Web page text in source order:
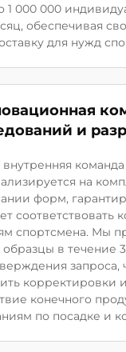
1 000 000
обеспечивая
для нужд
и
на
форм,
соответствовать
спортсмена. Мы
в течение
запроса,
корректировки
конечного
по посадке и